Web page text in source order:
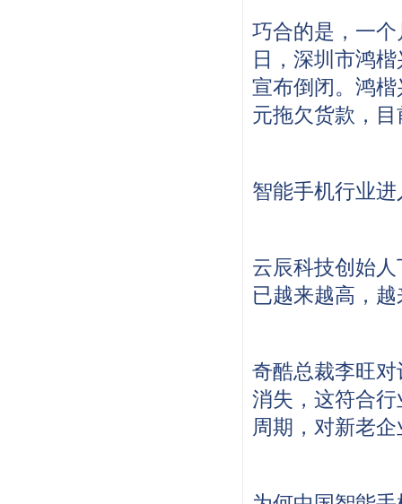
巧合的是，一
日，深圳市鸿
宣布倒闭。鸿
元拖欠货款，
智能手机行业
云辰科技创始
已越来越高，
奇酷总裁李旺
消失，这符合
周期，对新老